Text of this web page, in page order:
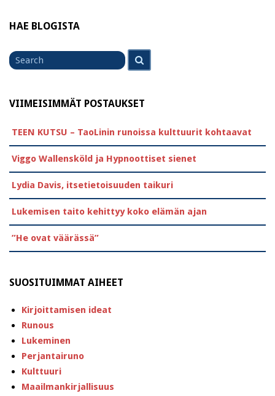
HAE BLOGISTA
Search
for
VIIMEISIMMÄT POSTAUKSET
TEEN KUTSU – TaoLinin runoissa kulttuurit kohtaavat
Viggo Wallensköld ja Hypnoottiset sienet
Lydia Davis, itsetietoisuuden taikuri
Lukemisen taito kehittyy koko elämän ajan
”He ovat väärässä”
SUOSITUIMMAT AIHEET
Kirjoittamisen ideat
Runous
Lukeminen
Perjantairuno
Kulttuuri
Maailmankirjallisuus